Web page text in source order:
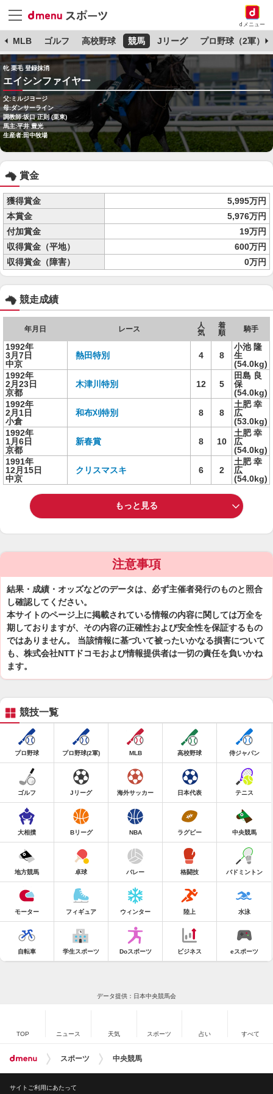
dメニュー
MLB ゴルフ 高校野球 競馬 Jリーグ プロ野球（2軍）
牝 栗毛 登録抹消
エイシンファイヤー
父:ミルジヨージ
母:ダンサーライン
調教師:坂口 正則 (栗東)
馬主:平井 豊光
生産者:田中牧場
賞金
獲得賞金
5,995万円
本賞金
5,976万円
付加賞金
19万円
収得賞金（平地）
600万円
収得賞金（障害）
0万円
競走成績
年月日 レース
人
気
着
順
騎手
1992年
3月7日
中京
熱田特別 4 8
小池 隆
生
(54.0kg)
1992年
2月23日
京都
木津川特別 12 5
田島 良
保
(54.0kg)
1992年
2月1日
小倉
和布刈特別 8 8
土肥 幸
広
(53.0kg)
1992年
1月6日
京都
新春賞 8 10
土肥 幸
広
(54.0kg)
1991年
12月15日
中京
クリスマスキ 6 2
土肥 幸
広
(54.0kg)
もっと見る
注意事項
結果・成績・オッズなどのデータは、必ず主催者発行のものと照合
し確認してください。
本サイトのページ上に掲載されている情報の内容に関しては万全を
期しておりますが、その内容の正確性および安全性を保証するもの
ではありません。 当該情報に基づいて被ったいかなる損害について
も、株式会社NTTドコモおよび情報提供者は一切の責任を負いかね
ます。
競技一覧
プロ野球 プロ野球(2軍) MLB 高校野球 侍ジャパン
ゴルフ Jリーグ 海外サッカー 日本代表 テニス
大相撲 Bリーグ NBA ラグビー 中央競馬
地方競馬 卓球 バレー 格闘技 バドミントン
モーター フィギュア ウィンター 陸上 水泳
自転車 学生スポーツ Doスポーツ ビジネス eスポーツ
データ提供：日本中央競馬会
TOP ニュース 天気 スポーツ 占い すべて
スポーツ 中央競馬
サイトご利用にあたって